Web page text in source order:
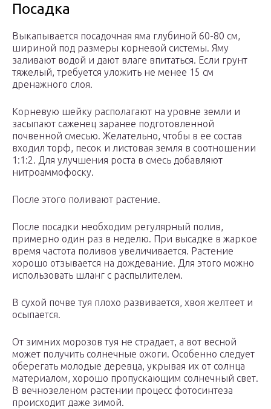
Посадка
Выкапывается посадочная яма глубиной 60-80 см,
шириной под размеры корневой системы. Яму
заливают водой и дают влаге впитаться. Если грунт
тяжелый, требуется уложить не менее 15 см
дренажного слоя.
Корневую шейку располагают на уровне земли и
засыпают саженец заранее подготовленной
почвенной смесью. Желательно, чтобы в ее состав
входил торф, песок и листовая земля в соотношении
1:1:2. Для улучшения роста в смесь добавляют
нитроаммофоску.
После этого поливают растение.
После посадки необходим регулярный полив,
примерно один раз в неделю. При высадке в жаркое
время частота поливов увеличивается. Растение
хорошо отзывается на дождевание. Для этого можно
использовать шланг с распылителем.
В сухой почве туя плохо развивается, хвоя желтеет и
осыпается.
От зимних морозов туя не страдает, а вот весной
может получить солнечные ожоги. Особенно следует
оберегать молодые деревца, укрывая их от солнца
материалом, хорошо пропускающим солнечный свет.
В вечнозеленом растении процесс фотосинтеза
происходит даже зимой.